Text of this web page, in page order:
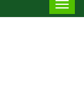
Toggle